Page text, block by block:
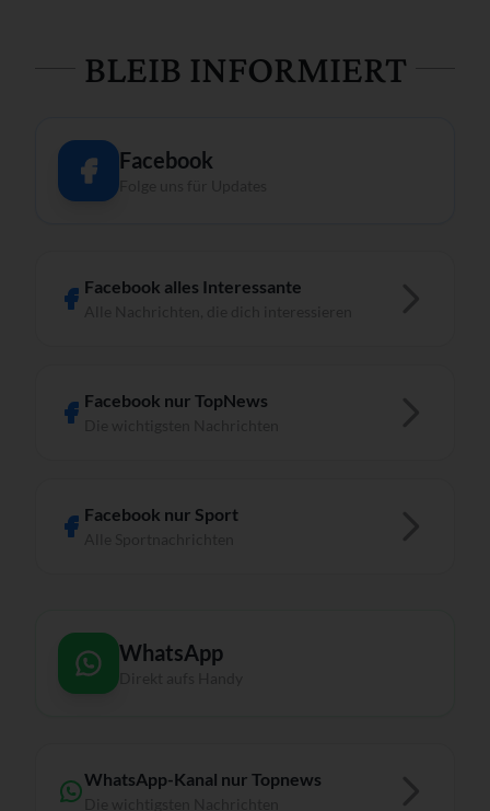
BLEIB INFORMIERT
Facebook
Facebook alles Interessante
Facebook nur TopNews
Facebook nur Sport
WhatsApp
WhatsApp-Kanal nur Topnews